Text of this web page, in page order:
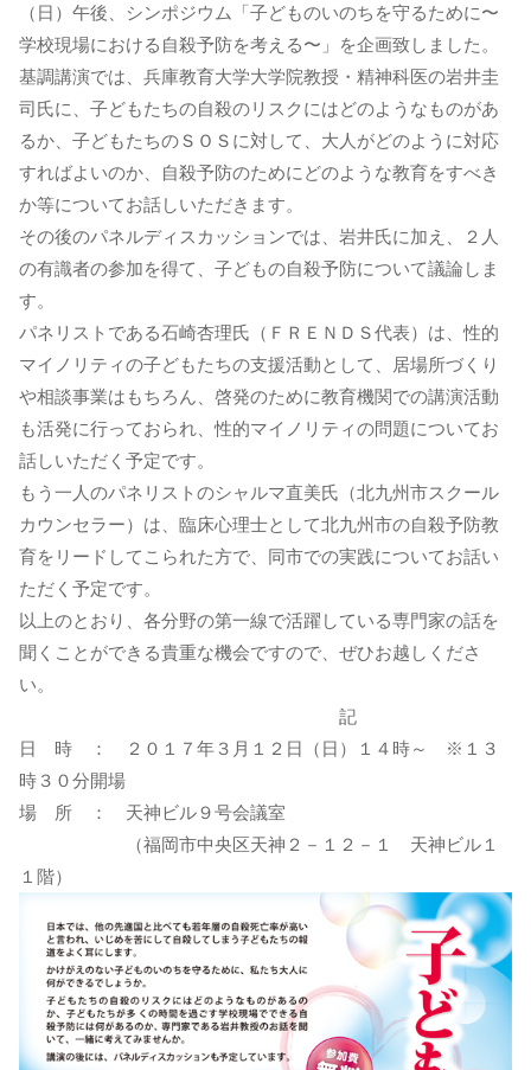
（日）午後、シンポジウム「子どものいのちを守るために〜
学校現場における自殺予防を考える〜」を企画致しました。
基調講演では、兵庫教育大学大学院教授・精神科医の岩井圭
司氏に、子どもたちの自殺のリスクにはどのようなものがあ
るか、子どもたちのＳＯＳに対して、大人がどのように対応
すればよいのか、自殺予防のためにどのような教育をすべき
か等についてお話しいただきます。
その後のパネルディスカッションでは、岩井氏に加え、２人
の有識者の参加を得て、子どもの自殺予防について議論しま
す。
パネリストである石崎杏理氏（ＦＲＥＮＤＳ代表）は、性的
マイノリティの子どもたちの支援活動として、居場所づくり
や相談事業はもちろん、啓発のために教育機関での講演活動
も活発に行っておられ、性的マイノリティの問題についてお
話しいただく予定です。
もう一人のパネリストのシャルマ直美氏（北九州市スクール
カウンセラー）は、臨床心理士として北九州市の自殺予防教
育をリードしてこられた方で、同市での実践についてお話い
ただく予定です。
以上のとおり、各分野の第一線で活躍している専門家の話を
聞くことができる貴重な機会ですので、ぜひお越しくださ
い。
記
日 時 ： ２０１７年３月１２日（日）１４時～ ※１３
時３０分開場
場 所 ： 天神ビル９号会議室
（福岡市中央区天神２－１２－１ 天神ビル１
１階）